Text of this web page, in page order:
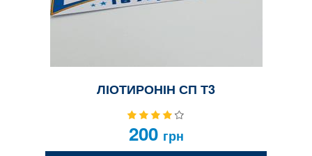
ЛІОТИРОНІН СП Т3
200 грн